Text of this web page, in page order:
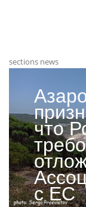
sections news
что
с ЕС